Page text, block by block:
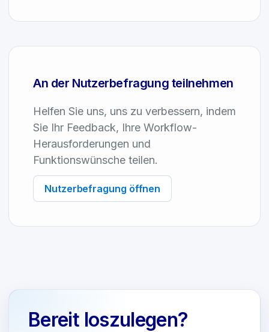
An der Nutzerbefragung teilnehmen
Helfen Sie uns, uns zu verbessern, indem
Sie Ihr Feedback, Ihre Workflow-
Herausforderungen und
Funktionswünsche teilen.
Nutzerbefragung öffnen
Bereit loszulegen?